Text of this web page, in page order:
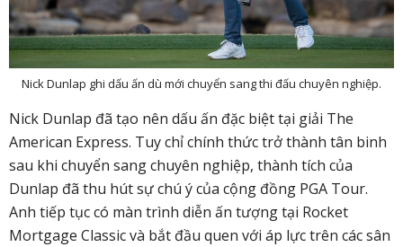
Nick Dunlap ghi dấu ấn dù mới chuyển sang thi đấu chuyên nghiệp.
Nick Dunlap đã tạo nên dấu ấn đặc biệt tại giải The
American Express. Tuy chỉ chính thức trở thành tân binh
sau khi chuyển sang chuyên nghiệp, thành tích của
Dunlap đã thu hút sự chú ý của cộng đồng PGA Tour.
Anh tiếp tục có màn trình diễn ấn tượng tại Rocket
Mortgage Classic và bắt đầu quen với áp lực trên các sân